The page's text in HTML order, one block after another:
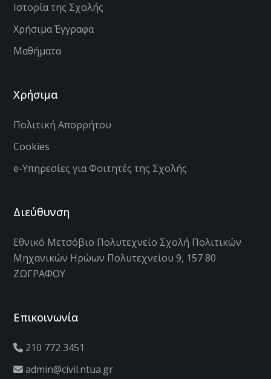
Ιστορία της Σχολής
Χρήσιμα Έγγραφα
Μαθήματα
Χρήσιμα
Πολιτική Απορρήτου
Cookies
e-Υπηρεσίες για Φοιτητές της Σχολής
Διεύθυνση
Εθνικό Μετσόβιο Πολυτεχνείο Σχολή Πολιτικών
Μηχανικών Ηρώων Πολυτεχνείου 9, 157 80
ΖΩΓΡΑΦΟΥ
Επικοινωνία
210 772 3451
admin@civil.ntua.gr